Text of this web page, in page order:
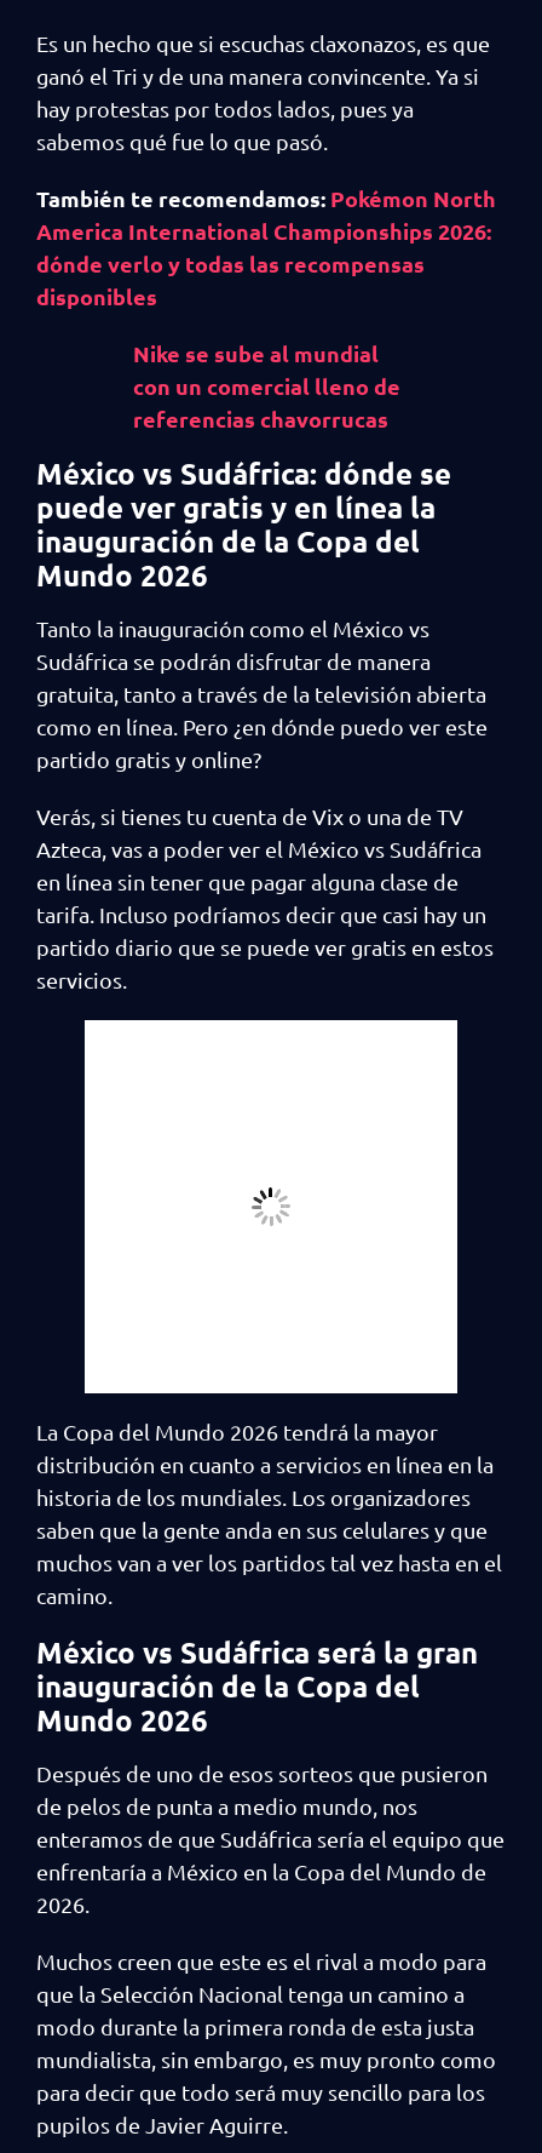
Es un hecho que si escuchas claxonazos, es que
ganó el Tri y de una manera convincente. Ya si
hay protestas por todos lados, pues ya
sabemos qué fue lo que pasó.
También te recomendamos: Pokémon North
America International Championships 2026:
dónde verlo y todas las recompensas
disponibles
Nike se sube al mundial
con un comercial lleno de
referencias chavorrucas
México vs Sudáfrica: dónde se
puede ver gratis y en línea la
inauguración de la Copa del
Mundo 2026
Tanto la inauguración como el México vs
Sudáfrica se podrán disfrutar de manera
gratuita, tanto a través de la televisión abierta
como en línea. Pero ¿en dónde puedo ver este
partido gratis y online?
Verás, si tienes tu cuenta de Vix o una de TV
Azteca, vas a poder ver el México vs Sudáfrica
en línea sin tener que pagar alguna clase de
tarifa. Incluso podríamos decir que casi hay un
partido diario que se puede ver gratis en estos
servicios.
La Copa del Mundo 2026 tendrá la mayor
distribución en cuanto a servicios en línea en la
historia de los mundiales. Los organizadores
saben que la gente anda en sus celulares y que
muchos van a ver los partidos tal vez hasta en el
camino.
México vs Sudáfrica será la gran
inauguración de la Copa del
Mundo 2026
Después de uno de esos sorteos que pusieron
de pelos de punta a medio mundo, nos
enteramos de que Sudáfrica sería el equipo que
enfrentaría a México en la Copa del Mundo de
2026.
Muchos creen que este es el rival a modo para
que la Selección Nacional tenga un camino a
modo durante la primera ronda de esta justa
mundialista, sin embargo, es muy pronto como
para decir que todo será muy sencillo para los
pupilos de Javier Aguirre.